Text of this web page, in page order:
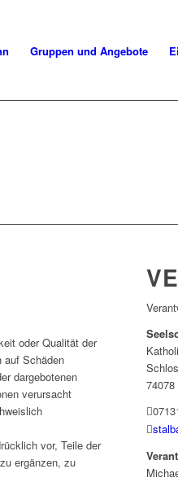
Gruppen und Angebote
oder Qualität der
auf Schäden
dargebotenen
verursacht
vor, Teile der
ergänzen, zu